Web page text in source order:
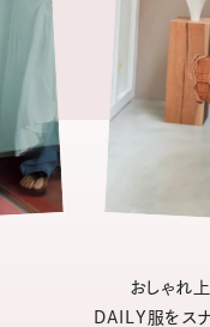
おしゃれ
DAILY服をスナ